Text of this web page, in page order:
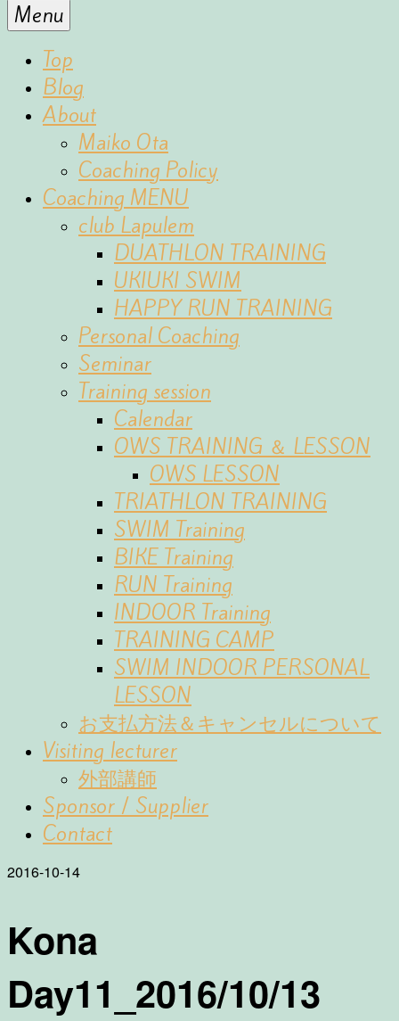
for
the
sports
Menu
Top
Blog
About
Maiko Ota
Coaching Policy
Coaching MENU
club Lapulem
DUATHLON TRAINING
UKIUKI SWIM
HAPPY RUN TRAINING
Personal Coaching
Seminar
Training session
Calendar
OWS TRAINING ＆ LESSON
OWS LESSON
TRIATHLON TRAINING
SWIM Training
BIKE Training
RUN Training
INDOOR Training
TRAINING CAMP
SWIM INDOOR PERSONAL
LESSON
お支払方法＆キャンセルについて
Visiting lecturer
外部講師
Sponsor / Supplier
Contact
2016-10-14
Kona
Day11_2016/10/13